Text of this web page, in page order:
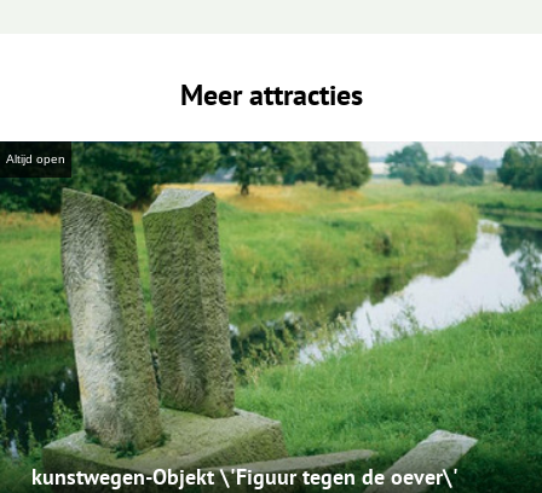
Meer attracties
Altijd open
kunstwegen-Objekt \'Figuur tegen de oever\'